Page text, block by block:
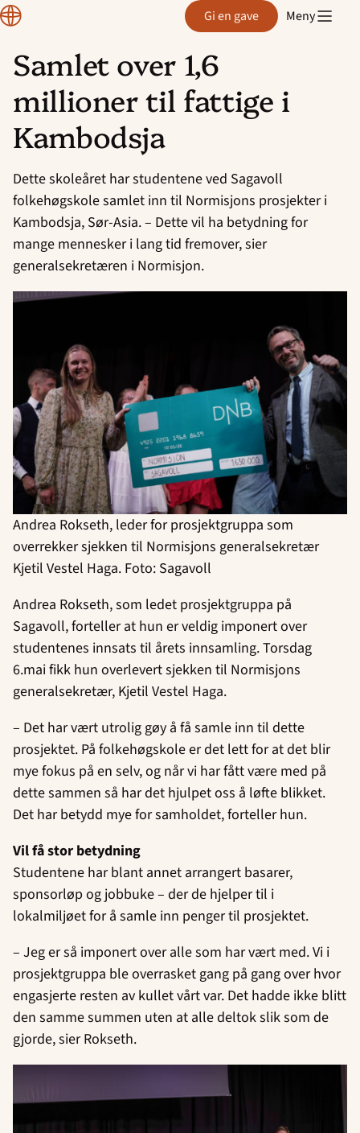
Hopp
innhold
Normisjon Gi en gave Meny
Samlet over 1,6
millioner til fattige i
Kambodsja
Dette skoleåret har studentene ved Sagavoll
folkehøgskole samlet inn til Normisjons prosjekter i
Kambodsja, Sør-Asia. – Dette vil ha betydning for
mange mennesker i lang tid fremover, sier
generalsekretæren i Normisjon.
Andrea Rokseth, leder for prosjektgruppa som
overrekker sjekken til Normisjons generalsekretær
Kjetil Vestel Haga. Foto: Sagavoll
Andrea Rokseth, som ledet prosjektgruppa på
Sagavoll, forteller at hun er veldig imponert over
studentenes innsats til årets innsamling. Torsdag
6.mai fikk hun overlevert sjekken til Normisjons
generalsekretær, Kjetil Vestel Haga.
– Det har vært utrolig gøy å få samle inn til dette
prosjektet. På folkehøgskole er det lett for at det blir
mye fokus på en selv, og når vi har fått være med på
dette sammen så har det hjulpet oss å løfte blikket.
Det har betydd mye for samholdet, forteller hun.
Vil få stor betydning
Studentene har blant annet arrangert basarer,
sponsorløp og jobbuke – der de hjelper til i
lokalmiljøet for å samle inn penger til prosjektet.
– Jeg er så imponert over alle som har vært med. Vi i
prosjektgruppa ble overrasket gang på gang over hvor
engasjerte resten av kullet vårt var. Det hadde ikke blitt
den samme summen uten at alle deltok slik som de
gjorde, sier Rokseth.